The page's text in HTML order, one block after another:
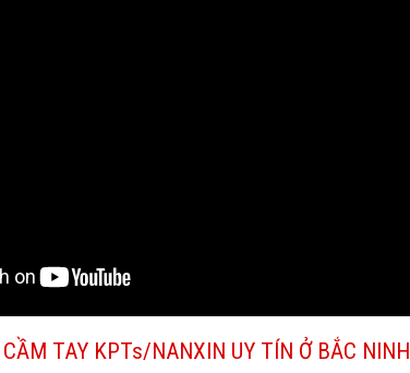
TAY KPTs/NANXIN UY TÍN Ở BẮC NINH